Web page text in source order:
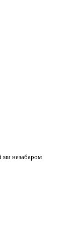
ми незабаром